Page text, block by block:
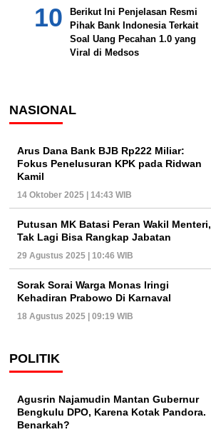
Berikut Ini Penjelasan Resmi
Pihak Bank Indonesia Terkait
Soal Uang Pecahan 1.0 yang
Viral di Medsos
NASIONAL
Arus Dana Bank BJB Rp222 Miliar:
Fokus Penelusuran KPK pada Ridwan
Kamil
14 Oktober 2025 | 14:43 WIB
Putusan MK Batasi Peran Wakil Menteri,
Tak Lagi Bisa Rangkap Jabatan
29 Agustus 2025 | 10:46 WIB
Sorak Sorai Warga Monas Iringi
Kehadiran Prabowo Di Karnaval
18 Agustus 2025 | 09:19 WIB
POLITIK
Agusrin Najamudin Mantan Gubernur
Bengkulu DPO, Karena Kotak Pandora.
Benarkah?